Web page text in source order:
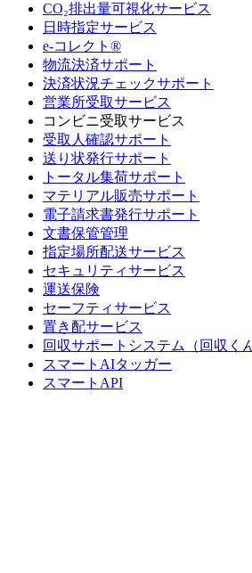
CO₂排出量可視化サービス
日時指定サービス
e-コレクト®
物流決済サポート
決済状況チェックサポート
営業所受取サービス
コンビニ受取サービス
受取人確認サポート
送り状発行サポート
トータル集荷サポート
マテリアル販売サポート
電子請求書発行サポート
文書保管管理
指定場所配送サービス
セキュリティサービス
運送保険
セーフティサービス
置き配サービス
回収サポートシステム（回収くん
スマートAIタッガー
スマートAPI